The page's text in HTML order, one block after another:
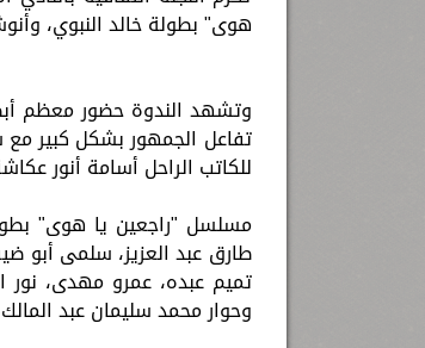
هوى" بطولة خالد النبوي،
وتشهد الندوة حضور معظم
تفاعل الجمهور بشكل كبير
للكاتب الراحل أسامة أنور
مسلسل "راجعين يا هوى" بطولة
طارق عبد العزيز، سلمى
تميم عبده، عمرو مهدى، نور
وحوار محمد سليمان عبد